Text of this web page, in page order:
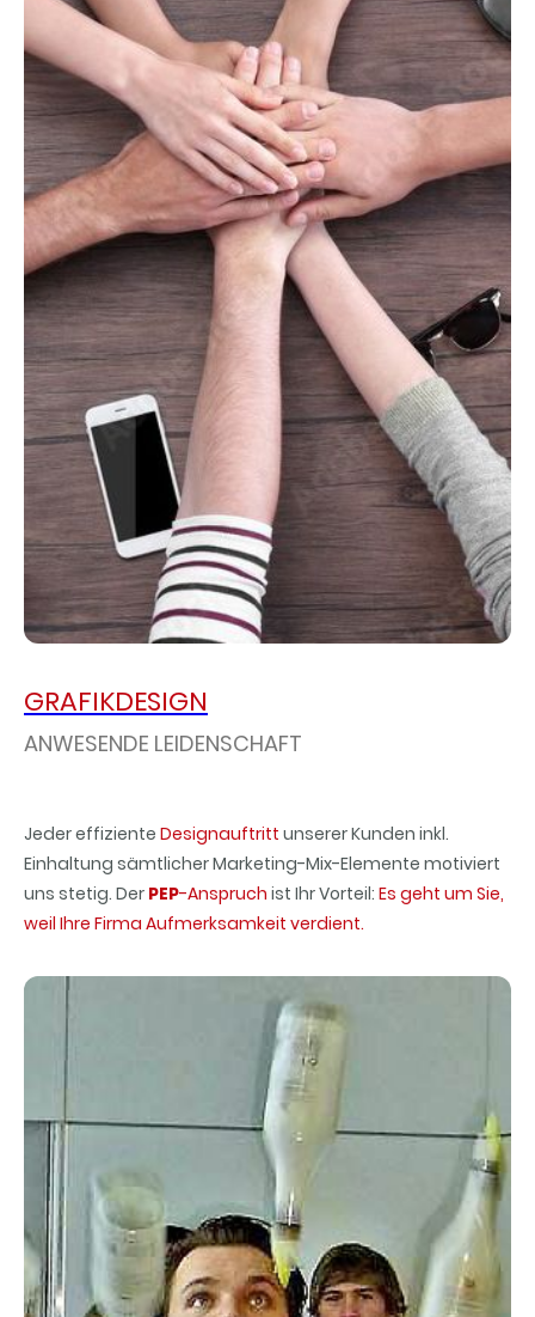
GRAFIKDESIGN
ANWESENDE LEIDENSCHAFT
Jeder effiziente Designauftritt unserer Kunden inkl.
Einhaltung sämtlicher Marketing-Mix-Elemente motiviert
uns stetig. Der PEP-Anspruch ist Ihr Vorteil: Es geht um Sie,
weil Ihre Firma Aufmerksamkeit verdient.